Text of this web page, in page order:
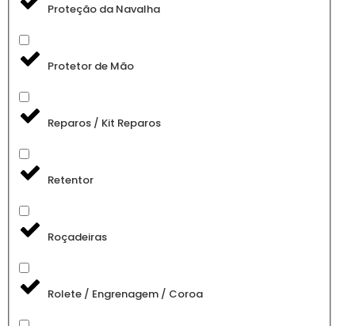
Proteção da Navalha
Protetor de Mão
Reparos / Kit Reparos
Retentor
Roçadeiras
Rolete / Engrenagem / Coroa